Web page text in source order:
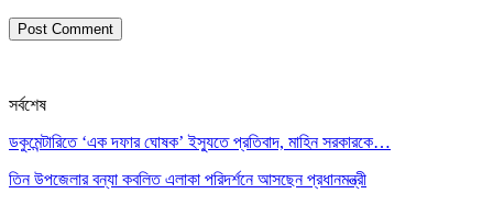
সর্বশেষ
ডকুমেন্টারিতে ‘এক দফার ঘোষক’ ইস্যুতে প্রতিবাদ, মাহিন সরকারকে…
তিন উপজেলার বন্যা কবলিত এলাকা পরিদর্শনে আসছেন প্রধানমন্ত্রী